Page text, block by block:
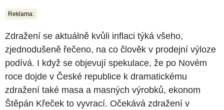
Reklama:
Zdražení se aktuálně kvůli inflaci týká všeho,
zjednodušeně řečeno, na co člověk v prodejní výloze
podívá. I když se objevují spekulace, že po Novém
roce dojde v České republice k dramatickému
zdražení také masa a masných výrobků, ekonom
Štěpán Křeček to vyvrací. Očekává zdražení v